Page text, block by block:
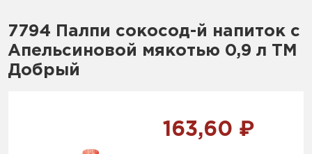
7794 Палпи сокосод-й напиток с
Апельсиновой мякотью 0,9 л ТМ
Добрый
163,60 ₽